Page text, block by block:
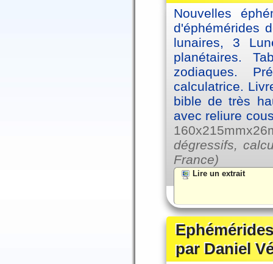
Nouvelles
d'éphémérides
lunaires, 3
planétaires.
zodiaques.
calculatrice.
bible de très
avec reliure
dégressifs,
France)
Lire un extrait
par Daniel